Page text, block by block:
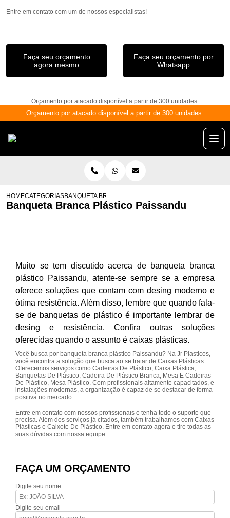
Entre em contato com um de nossos especialistas!
Faça seu orçamento
agora mesmo
Faça seu orçamento por
Whatsapp
Orçamento por atacado disponível a partir de 300 unidades.
Orçamento por atacado disponível a partir de 300 unidades.
HOMECATEGORIASBANQUETA BRANCA PLÁSTICO PAISSANDU
Banqueta Branca Plástico Paissandu
Muito se tem discutido acerca de banqueta branca
plástico Paissandu, atente-se sempre se a empresa
oferece soluções que contam com desing moderno e
ótima resistência. Além disso, lembre que quando fala-
se de banquetas de plástico é importante lembrar de
desing e resistência. Confira outras soluções
oferecidas quando o assunto é caixas plásticas.
Você busca por banqueta branca plástico Paissandu? Na Jr Plasticos,
você encontra a solução que busca ao se tratar de Caixas Plásticas.
Oferecemos serviços como Cadeiras De Plástico, Caixa Plástica,
Banquetas De Plástico, Cadeira De Plástico Branca, Mesa E Cadeiras
De Plástico, Mesa Plástico. Com profissionais altamente capacitados, e
instalações modernas, a organização é capaz de se destacar de forma
positiva no mercado.
Entre em contato com nossos profissionais e tenha todo o suporte que
precisa. Além dos serviços já citados, também trabalhamos com Caixas
Plásticas e Caixote De Plástico. Entre em contato agora e tire todas as
suas dúvidas com nossa equipe.
FAÇA UM ORÇAMENTO
Digite seu nome
Digite seu email